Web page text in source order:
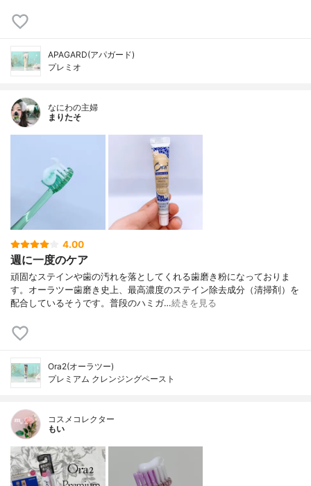
APAGARD(アパガード)
プレミオ
なにわの主婦
まりたそ
4.00
週に一度のケア
頑固なステインや歯の汚れを落としてくれる歯磨き粉になっておりま
す。オーラツー歯磨き史上、最高濃度のステイン除去成分（清掃剤）を
配合しているそうです。普段のハミガ…続きを見る
Ora2(オーラツー)
プレミアム クレンジングペースト
コスメコレクター
もい